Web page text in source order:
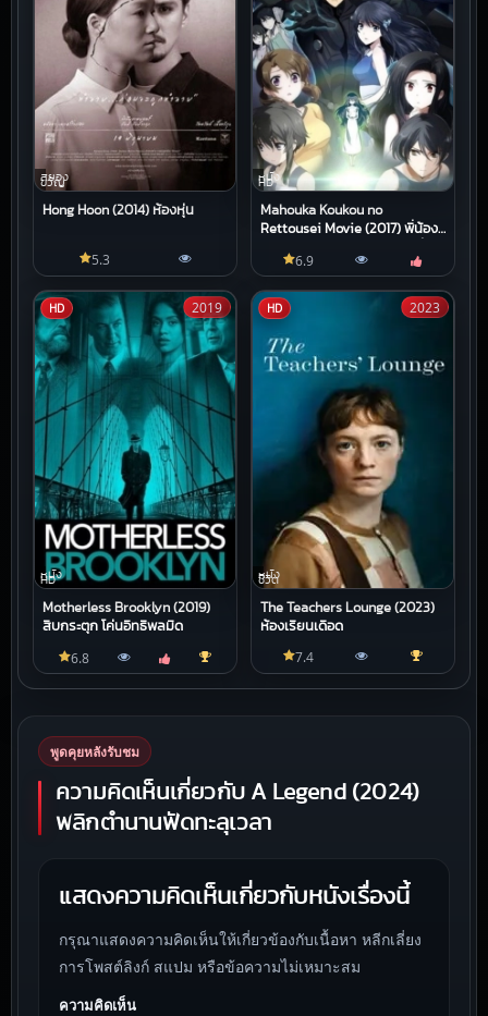
สยอง
ขวัญ
Hong Hoon (2014) ห้องหุ่น
5.3
หนัง
HD
Mahouka Koukou no
Rettousei Movie (2017) พี่น้อง
6.9
HD
หนัง
HD
Motherless Brooklyn (2019)
สืบกระตุก โค่นอิทธิพลมืด
2019
6.8
HD
หนัง
ชีวิต
The Teachers Lounge (2023)
ห้องเรียนเดือด
2023
7.4
พูดคุยหลังรับชม
ความคิดเห็นเกี่ยวกับ A Legend (2024)
พลิกตำนานฟัดทะลุเวลา
แสดงความคิดเห็นเกี่ยวกับหนังเรื่องนี้
กรุณาแสดงความคิดเห็นให้เกี่ยวข้องกับเนื้อหา หลีกเลี่ยง
การโพสต์ลิงก์ สแปม หรือข้อความไม่เหมาะสม
ความคิดเห็น